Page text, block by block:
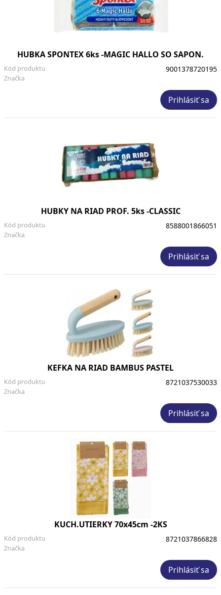
HUBKA SPONTEX 6ks -MAGIC HALLO SO SAPON.
Značka
Kód produktu 9001378720195
Prihlásiť sa
HUBKY NA RIAD PROF. 5ks -CLASSIC
Značka
Kód produktu 8588001866051
Prihlásiť sa
KEFKA NA RIAD BAMBUS PASTEL
Značka
Kód produktu 8721037530033
Prihlásiť sa
KUCH.UTIERKY 70x45cm -2KS
Značka
Kód produktu 8721037866828
Prihlásiť sa